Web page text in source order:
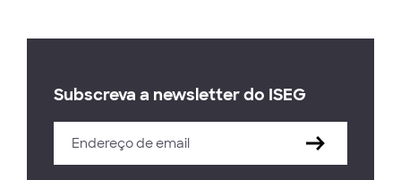
Subscreva a newsletter do ISEG